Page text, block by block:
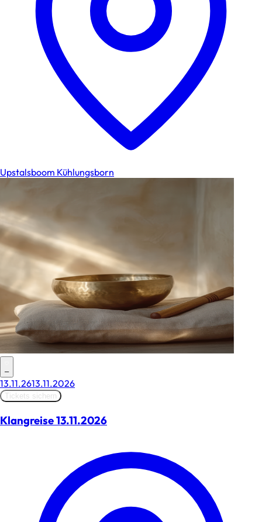
Upstalsboom Kühlungsborn
–
13.11.2613.11.2026
Tickets sichern
Klangreise 13.11.2026